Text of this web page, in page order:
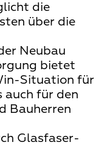
die
über die
Neubau
bietet
Situation für
auch für den
Bauherren
Glasfaser-